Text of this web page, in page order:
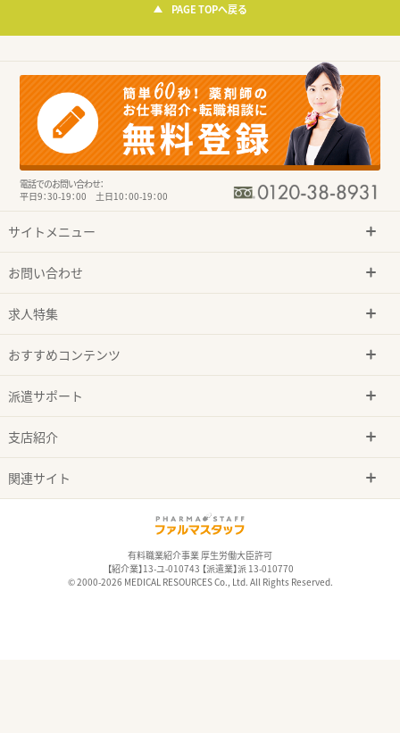
PAGE TOPへ戻る
電話でのお問い合わせ：
平日9：30-19：00 土日10：00-19：00
サイトメニュー
お問い合わせ
求人特集
おすすめコンテンツ
派遣サポート
支店紹介
関連サイト
有料職業紹介事業 厚生労働大臣許可
【紹介業】13-ユ-010743 【派遣業】派 13-010770
© 2000-2026 MEDICAL RESOURCES Co., Ltd. All Rights Reserved.